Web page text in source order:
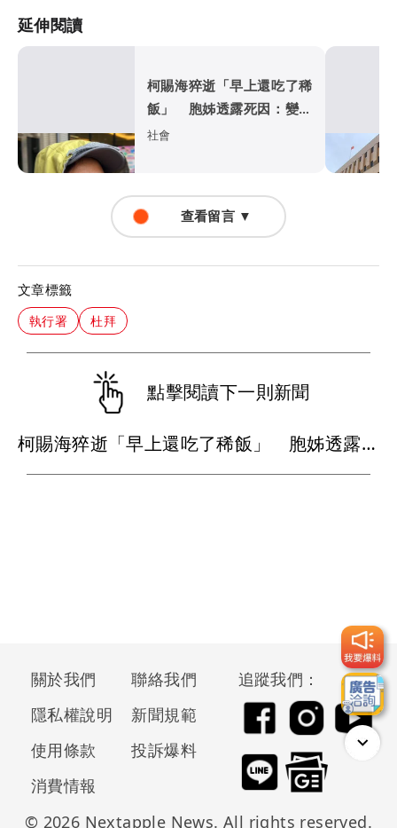
延伸閱讀
柯賜海猝逝「早上還吃了稀
飯」 胞姊透露死因：變天
引發心肌梗塞
社會
查看留言 ▼
文章標籤
執行署 杜拜
點擊閱讀下一則新聞
柯賜海猝逝「早上還吃了稀飯」 胞姊透露死因：變天引發心肌梗塞
關於我們
聯絡我們
隱私權說明
新聞規範
使用條款
投訴爆料
消費情報
追蹤我們：
© 2026 Nextapple News. All rights reserved.